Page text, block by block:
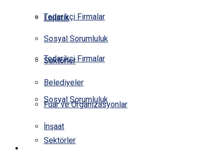
Tedarikçi Firmalar
Sosyal Sorumluluk
Sektörler
Belediyeler
Fuar ve Organizasyonlar
İnşaat
Lojistik
Tedarikçi Firmalar
Sosyal Sorumluluk
Sektörler